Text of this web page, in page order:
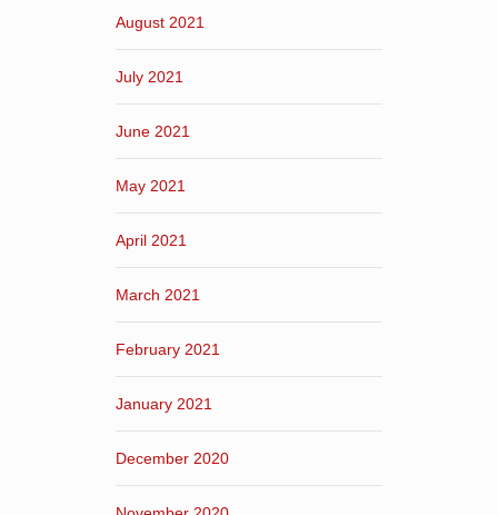
August 2021
July 2021
June 2021
May 2021
April 2021
March 2021
February 2021
January 2021
December 2020